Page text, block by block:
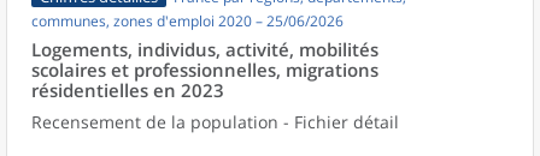
communes, zones d'emploi 2020 – 25/06/2026
Logements, individus, activité, mobilités
scolaires et professionnelles, migrations
résidentielles en 2023
Recensement de la population - Fichier détail